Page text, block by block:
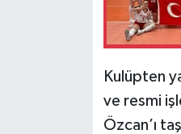
Kulüpten
ve resmi
Özcan’ı